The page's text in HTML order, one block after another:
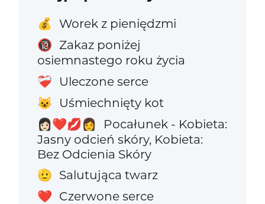
💰 Worek z pieniędzmi
🔞 Zakaz poniżej
osiemnastego roku życia
❤️‍🩹 Uleczone serce
😺 Uśmiechnięty kot
👩🏻‍❤️‍💋‍👩
Pocałunek - Kobieta:
Jasny odcień skóry, Kobieta:
Bez Odcienia Skóry
🫡 Salutująca twarz
❤️ Czerwone serce